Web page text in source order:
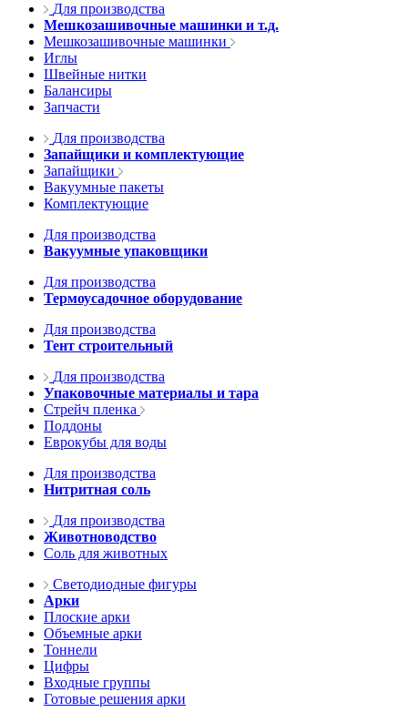
Для производства
Мешкозашивочные машинки и т.д.
Мешкозашивочные машинки
Иглы
Швейные нитки
Балансиры
Запчасти
Для производства
Запайщики и комплектующие
Запайщики
Вакуумные пакеты
Комплектующие
Для производства
Вакуумные упаковщики
Для производства
Термоусадочное оборудование
Для производства
Тент строительный
Для производства
Упаковочные материалы и тара
Стрейч пленка
Поддоны
Еврокубы для воды
Для производства
Нитритная соль
Для производства
Животноводство
Соль для животных
Светодиодные фигуры
Арки
Плоские арки
Объемные арки
Тоннели
Цифры
Входные группы
Готовые решения арки